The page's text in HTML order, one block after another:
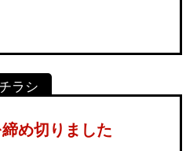
め切りました